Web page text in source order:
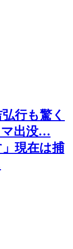
行も驚く
マ出没…
」現在は捕